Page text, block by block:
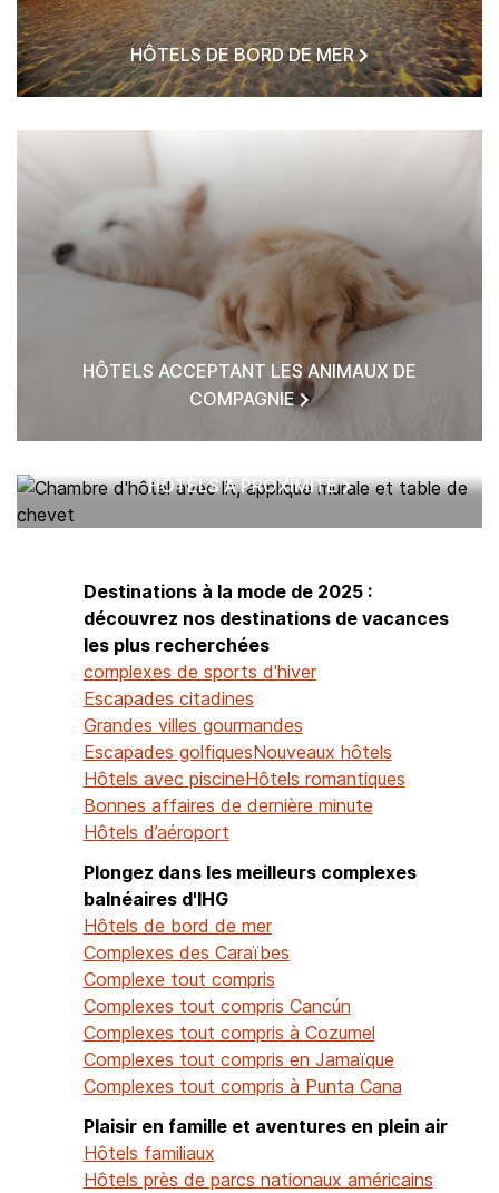
HÔTELS DE BORD DE MER
HÔTELS ACCEPTANT LES ANIMAUX DE
COMPAGNIE
HÔTELS À PROXIMITÉ
Destinations à la mode de 2025 :
découvrez nos destinations de vacances
les plus recherchées
complexes de sports d'hiver
Escapades citadines
Grandes villes gourmandes
Escapades golfiquesNouveaux hôtels
Hôtels avec piscineHôtels romantiques
Bonnes affaires de dernière minute
Hôtels d’aéroport
Plongez dans les meilleurs complexes
balnéaires d'IHG
Hôtels de bord de mer
Complexes des Caraïbes
Complexe tout compris
Complexes tout compris Cancún
Complexes tout compris à Cozumel
Complexes tout compris en Jamaïque
Complexes tout compris à Punta Cana
Plaisir en famille et aventures en plein air
Hôtels familiaux
Hôtels près de parcs nationaux américains